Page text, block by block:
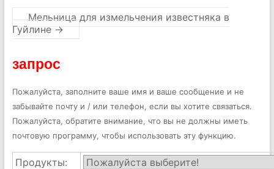
Мельница для измельчения известняка в
Гуйлине →
запрос
Пожалуйста, заполните ваше имя и ваше сообщение и не
забывайте почту и / или телефон, если вы хотите связаться.
Пожалуйста, обратите внимание, что вы не должны иметь
почтовую программу, чтобы использовать эту функцию.
Продукты: